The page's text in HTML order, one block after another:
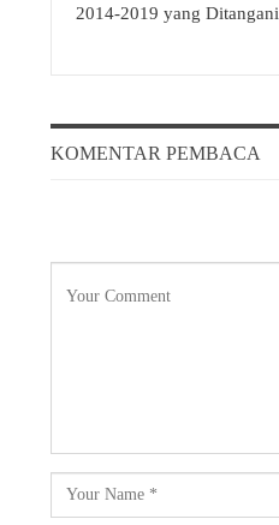
2014-2019 yang
KOMENTAR PEMBACA